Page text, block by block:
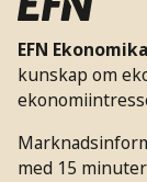
EFN
kunskap om
med 15